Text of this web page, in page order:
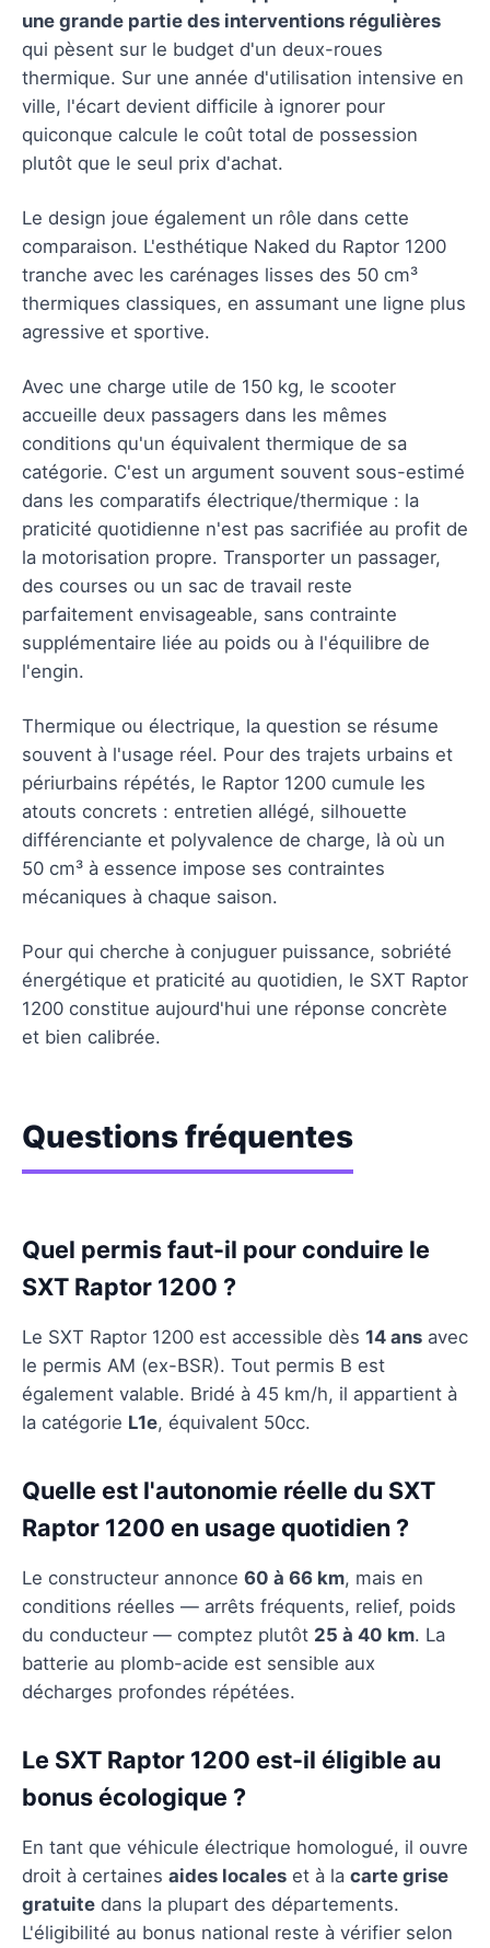
une grande partie des interventions régulières
qui pèsent sur le budget d'un deux-roues
thermique. Sur une année d'utilisation intensive en
ville, l'écart devient difficile à ignorer pour
quiconque calcule le coût total de possession
plutôt que le seul prix d'achat.
Le design joue également un rôle dans cette
comparaison. L'esthétique Naked du Raptor 1200
tranche avec les carénages lisses des 50 cm³
thermiques classiques, en assumant une ligne plus
agressive et sportive.
Avec une charge utile de 150 kg, le scooter
accueille deux passagers dans les mêmes
conditions qu'un équivalent thermique de sa
catégorie. C'est un argument souvent sous-estimé
dans les comparatifs électrique/thermique : la
praticité quotidienne n'est pas sacrifiée au profit de
la motorisation propre. Transporter un passager,
des courses ou un sac de travail reste
parfaitement envisageable, sans contrainte
supplémentaire liée au poids ou à l'équilibre de
l'engin.
Thermique ou électrique, la question se résume
souvent à l'usage réel. Pour des trajets urbains et
périurbains répétés, le Raptor 1200 cumule les
atouts concrets : entretien allégé, silhouette
différenciante et polyvalence de charge, là où un
50 cm³ à essence impose ses contraintes
mécaniques à chaque saison.
Pour qui cherche à conjuguer puissance, sobriété
énergétique et praticité au quotidien, le SXT Raptor
1200 constitue aujourd'hui une réponse concrète
et bien calibrée.
Questions fréquentes
Quel permis faut-il pour conduire le
SXT Raptor 1200 ?
Le SXT Raptor 1200 est accessible dès 14 ans avec
le permis AM (ex-BSR). Tout permis B est
également valable. Bridé à 45 km/h, il appartient à
la catégorie L1e, équivalent 50cc.
Quelle est l'autonomie réelle du SXT
Raptor 1200 en usage quotidien ?
Le constructeur annonce 60 à 66 km, mais en
conditions réelles — arrêts fréquents, relief, poids
du conducteur — comptez plutôt 25 à 40 km. La
batterie au plomb-acide est sensible aux
décharges profondes répétées.
Le SXT Raptor 1200 est-il éligible au
bonus écologique ?
En tant que véhicule électrique homologué, il ouvre
droit à certaines aides locales et à la carte grise
gratuite dans la plupart des départements.
L'éligibilité au bonus national reste à vérifier selon